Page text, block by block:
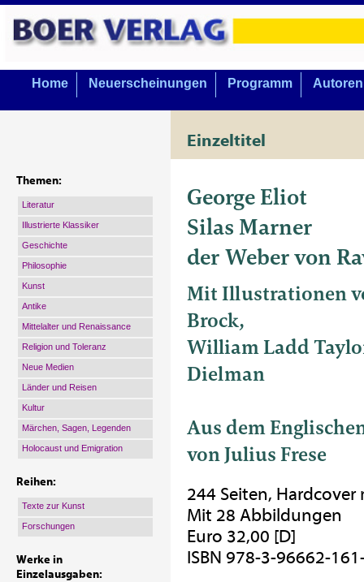
Home Neuerscheinungen Programm Autoren
Einzeltitel
Themen:
Literatur
Illustrierte Klassiker
Geschichte
Philosophie
Kunst
Antike
Mittelalter und Renaissance
Religion und Toleranz
Neue Medien
Länder und Reisen
Kultur
Märchen, Sagen, Legenden
Holocaust und Emigration
Reihen:
Texte zur Kunst
Forschungen
Werke in
Einzelausgaben:
George Eliot
Silas Marner
der Weber von
Mit Illustrationen
Brock,
William Ladd
Dielman
Aus dem
von Julius Frese
244 Seiten,
Mit 28 Abbildungen
Euro 32,00 [D]
ISBN 978-3-96662-